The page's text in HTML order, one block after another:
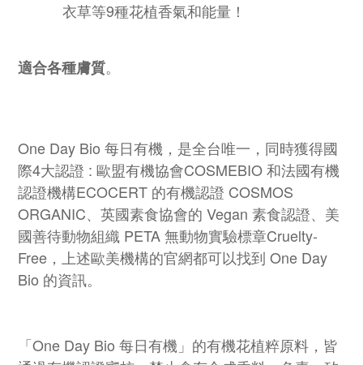
衣草等9種花植香氣和能量！
適合各種膚質。
One Day Bio 每日有機，是全台唯一，同時獲得國
際4大認證 : 歐盟有機協會COSMEBIO 和法國有機
認證機構ECOCERT 的有機認證 COSMOS
ORGANIC、英國素食協會的 Vegan 素食認證、美
國善待動物組織 PETA 無動物實驗標章Cruelty-
Free，上述歐美機構的官網都可以找到 One Day
Bio 的資訊。
「One Day Bio 每日有機」的有機花植粹原料，皆